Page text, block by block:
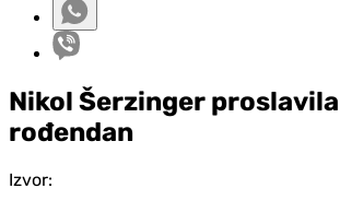
Nikol Šerzinger proslavila
rođendan
Izvor: